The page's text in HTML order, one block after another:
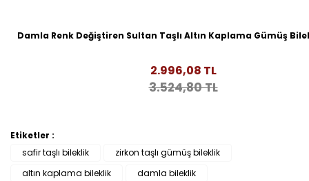
Damla Renk Değiştiren Sultan Taşlı Altın Kaplama Gümüş
2.996,08 TL
3.524,80 TL
Etiketler :
safir taşlı bileklik
zirkon taşlı gümüş bileklik
altın kaplama bileklik
damla bileklik